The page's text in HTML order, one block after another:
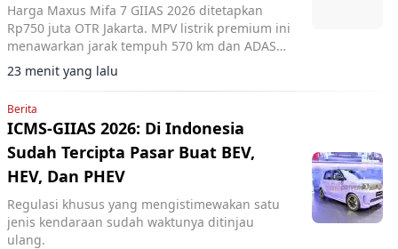
Harga Maxus Mifa 7 GIIAS 2026 ditetapkan
Rp750 juta OTR Jakarta. MPV listrik premium ini
menawarkan jarak tempuh 570 km dan ADAS
Level 2+.
23 menit yang lalu
Berita
ICMS-GIIAS 2026: Di Indonesia
Sudah Tercipta Pasar Buat BEV,
HEV, Dan PHEV
Regulasi khusus yang mengistimewakan satu
jenis kendaraan sudah waktunya ditinjau
ulang.